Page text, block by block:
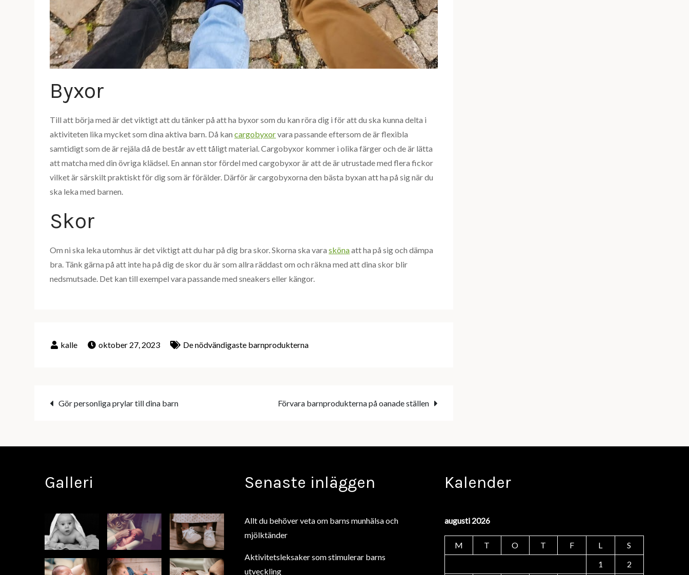
Byxor
Till att börja med är det viktigt att du tänker på att ha byxor som du kan röra dig i för att du ska kunna delta i
aktiviteten lika mycket som dina aktiva barn. Då kancargobyxorvara passande eftersom de är flexibla
samtidigt som de är rejäla då de består av ett tåligt material. Cargobyxor kommer i olika färger och de är lätta
att matcha med din övriga klädsel. En annan stor fördel med cargobyxor är att de är utrustade med flera fickor
vilket är särskilt praktiskt för dig som är förälder. Därför är cargobyxorna den bästa byxan att ha på sig när du
ska leka med barnen.
Skor
Om ni ska leka utomhus är det viktigt att du har på dig bra skor. Skorna ska varaskönaatt ha på sig och dämpa
bra. Tänk gärna på att inte ha på dig de skor du är som allra räddast om och räkna med att dina skor blir
nedsmutsade. Det kan till exempel vara passande med sneakers eller kängor.
oktober 27, 2023 De nödvändigaste barnprodukterna
Inläggsnavigering
Gör personliga prylar till dina barn Förvara barnprodukterna på oanade ställen
Galleri Senaste inläggen
Allt du behöver veta om barns munhälsa och
mjölktänder
Aktivitetsleksaker som stimulerar barns
utveckling
Kalender
augusti 2026
M T O T F L
S
1
2